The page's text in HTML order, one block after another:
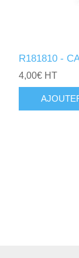
R181810 -
4,00€ HT